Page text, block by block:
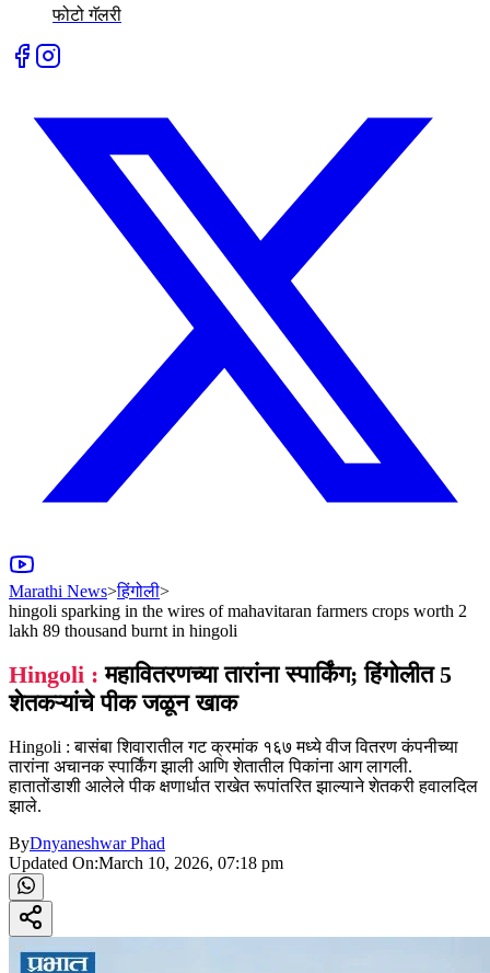
फोटो गॅलरी
Marathi News>हिंगोली>
hingoli sparking in the wires of mahavitaran farmers crops worth 2
lakh 89 thousand burnt in hingoli
Hingoli : महावितरणच्या तारांना स्पार्किंग; हिंगोलीत 5
शेतकऱ्यांचे पीक जळून खाक
Hingoli : बासंबा शिवारातील गट क्रमांक १६७ मध्ये वीज वितरण कंपनीच्या
तारांना अचानक स्पार्किंग झाली आणि शेतातील पिकांना आग लागली.
हातातोंडाशी आलेले पीक क्षणार्धात राखेत रूपांतरित झाल्याने शेतकरी हवालदिल
झाले.
ByDnyaneshwar Phad
Updated On:March 10, 2026, 07:18 pm